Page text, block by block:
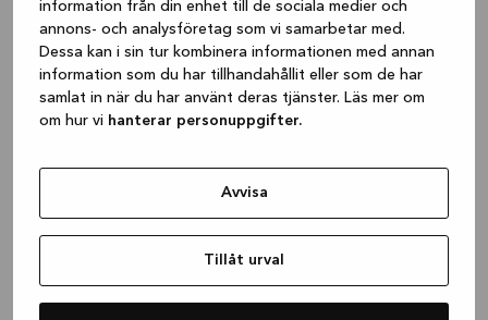
information från din enhet till de sociala medier och
annons- och analysföretag som vi samarbetar med.
Dessa kan i sin tur kombinera informationen med annan
information som du har tillhandahållit eller som de har
samlat in när du har använt deras tjänster. Läs mer om
om hur vi hanterar personuppgifter.
Avvisa
Tillåt urval
(see the browser console for more
information).